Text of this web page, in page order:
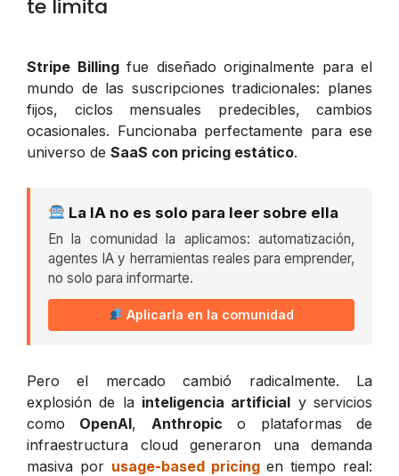
te limita
Stripe Billingfue diseñado originalmente para el
mundo de las suscripciones tradicionales: planes
fijos, ciclos mensuales predecibles, cambios
ocasionales. Funcionaba perfectamente para ese
universo de SaaS con pricing estático.
La IA no es solo para leer sobre ella
En la comunidad la aplicamos: automatización,
agentes IA y herramientas reales para emprender,
no solo para informarte.
Aplicarla en la comunidad
Pero el mercado cambió radicalmente. La
explosión de la inteligencia artificial y servicios
como OpenAI, Anthropic o plataformas de
infraestructura cloud generaron una demanda
masiva por usage-based pricingen tiempo real: